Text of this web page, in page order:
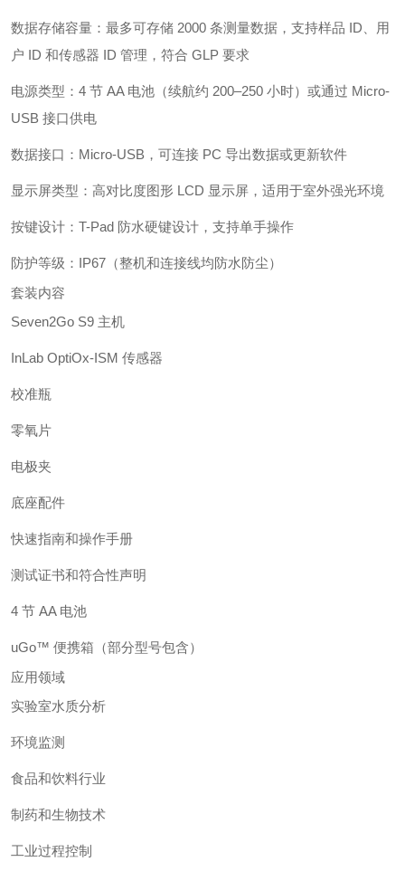
数据存储容量：最多可存储 2000 条测量数据，支持样品 ID、用
户 ID 和传感器 ID 管理，符合 GLP 要求
电源类型：4 节 AA 电池（续航约 200–250 小时）或通过 Micro-
USB 接口供电
数据接口：Micro-USB，可连接 PC 导出数据或更新软件
显示屏类型：高对比度图形 LCD 显示屏，适用于室外强光环境
按键设计：T-Pad 防水硬键设计，支持单手操作
防护等级：IP67（整机和连接线均防水防尘）
套装内容
Seven2Go S9 主机
InLab OptiOx-ISM 传感器
校准瓶
零氧片
电极夹
底座配件
快速指南和操作手册
测试证书和符合性声明
4 节 AA 电池
uGo™ 便携箱（部分型号包含）
应用领域
实验室水质分析
环境监测
食品和饮料行业
制药和生物技术
工业过程控制